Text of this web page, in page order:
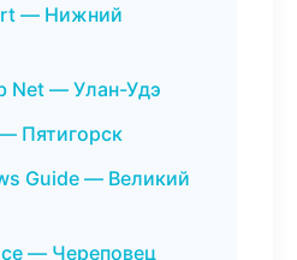
— Нижний
Net — Улан-Удэ
Пятигорск
Guide — Великий
— Череповец